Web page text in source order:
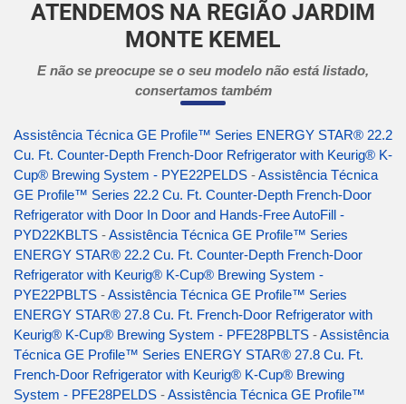
ATENDEMOS NA REGIÃO JARDIM
MONTE KEMEL
E não se preocupe se o seu modelo não está listado,
consertamos também
Assistência Técnica GE Profile™ Series ENERGY STAR® 22.2
Cu. Ft. Counter-Depth French-Door Refrigerator with Keurig® K-
Cup® Brewing System - PYE22PELDS -Assistência Técnica
GE Profile™ Series 22.2 Cu. Ft. Counter-Depth French-Door
Refrigerator with Door In Door and Hands-Free AutoFill -
PYD22KBLTS -Assistência Técnica GE Profile™ Series
ENERGY STAR® 22.2 Cu. Ft. Counter-Depth French-Door
Refrigerator with Keurig® K-Cup® Brewing System -
PYE22PBLTS -Assistência Técnica GE Profile™ Series
ENERGY STAR® 27.8 Cu. Ft. French-Door Refrigerator with
Keurig® K-Cup® Brewing System - PFE28PBLTS -Assistência
Técnica GE Profile™ Series ENERGY STAR® 27.8 Cu. Ft.
French-Door Refrigerator with Keurig® K-Cup® Brewing
System - PFE28PELDS -Assistência Técnica GE Profile™